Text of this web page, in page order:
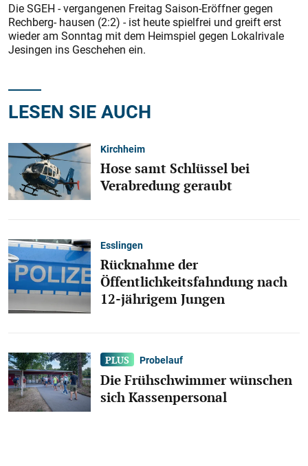
Die SGEH - vergangenen Freitag Saison-Eröffner gegen
Rechberg- hausen (2:2) - ist heute spielfrei und greift erst
wieder am Sonntag mit dem Heimspiel gegen Lokalrivale
Jesingen ins Geschehen ein.
LESEN SIE AUCH
Kirchheim
Hose samt Schlüssel bei
Verabredung geraubt
Esslingen
Rücknahme der
Öffentlichkeitsfahndung nach
12-jährigem Jungen
Probelauf
Die Frühschwimmer wünschen
sich Kassenpersonal